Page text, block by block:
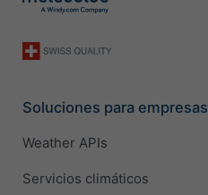
Soluciones para empresas
Weather APIs
Servicios climáticos